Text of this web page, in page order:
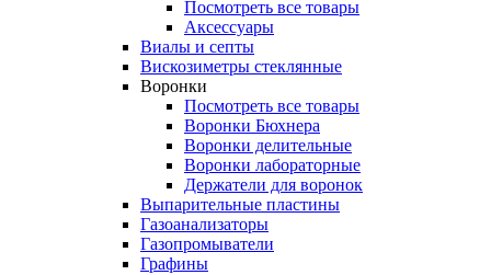
Посмотреть все товары
Аксессуары
Виалы и септы
Вискозиметры стеклянные
Воронки
Посмотреть все товары
Воронки Бюхнера
Воронки делительные
Воронки лабораторные
Держатели для воронок
Выпарительные пластины
Газоанализаторы
Газопромыватели
Графины